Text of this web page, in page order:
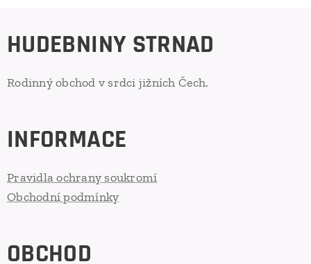
HUDEBNINY STRNAD
Rodinný obchod v srdci jižních Čech.
INFORMACE
Pravidla ochrany soukromí
Obchodní podmínky
OBCHOD